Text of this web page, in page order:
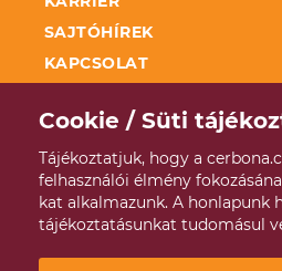
SAJTÓHÍREK
KAPCSOLAT
TÁMOGATÁSA KAP
ADATKEZELÉSI
VISSZAÉLÉS BEJELENTÉSI
ÉVES ENERGETIKAI
Cookie / Süti
Tájékoztatjuk, hogy a
felhasználói élmény
kat alkalmazunk. A honlapunk
tájékoztatásunkat tudomásul